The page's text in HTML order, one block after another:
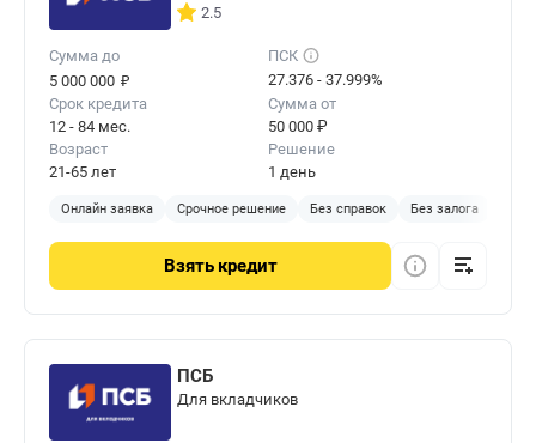
2.5
Сумма до
5 000 000 ₽
ПСК
27.376 - 37.999%
Срок кредита
12 - 84 мес.
Сумма от
50 000 ₽
Возраст
21-65 лет
Решение
1 день
Онлайн заявка Срочное решение Без справок Без залога
Взять кредит
ПСБ
Для вкладчиков